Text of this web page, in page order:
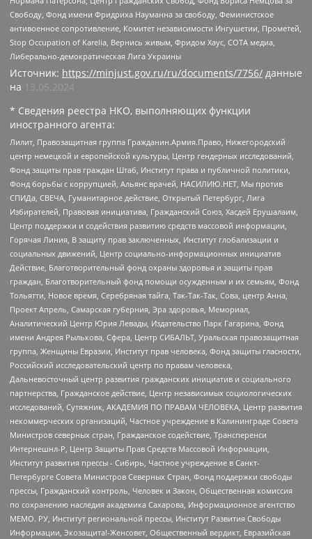
Свободу, Фонд имени Фридриха Науманна за свободу, Феминистское
антивоенное сопротивление, Комитет независимости Ингушетии, Прометей,
Stop Occupation of Karelia, Вернись живым, Фридом Хаус, СОТА медиа,
Либерально-демократическая Лига Украины
Источник: https://minjust.gov.ru/ru/documents/7756/ данные
на
13.05.2024
* Сведения реестра НКО, выполняющих функции
иностранного агента:
Лилит, Правозащитная группа Гражданин.Армия.Право, Нижегородский
центр немецкой и европейской культуры, Центр гендерных исследований,
Фонд защиты прав граждан Штаб, Институт права и публичной политики,
Фонд борьбы с коррупцией, Альянс врачей, НАСИЛИЮ.НЕТ, Мы против
СПИДа, СВЕЧА, Гуманитарное действие, Открытый Петербург, Лига
Избирателей, Правовая инициатива, Гражданский Союз, Хасдей Ерушалаим,
Центр поддержки и содействия развитию средств массовой информации,
Горячая Линия, В защиту прав заключенных, Институт глобализации и
социальных движений, Центр социально-информационных инициатив
Действие, Благотворительный фонд охраны здоровья и защиты прав
граждан, Благотворительный фонд помощи осужденным и их семьям, Фонд
Тольятти, Новое время, Серебряная тайга, Так-Так-Так, Сова, центр Анна,
Проект Апрель, Самарская губерния, Эра здоровья, Мемориал,
Аналитический Центр Юрия Левады, Издательство Парк Гагарина, Фонд
имени Андрея Рылькова, Сфера, Центр СИБАЛЬТ, Уральская правозащитная
группа, Женщины Евразии, Институт прав человека, Фонд защиты гласности,
Российский исследовательский центр по правам человека,
Дальневосточный центр развития гражданских инициатив и социального
партнерства, Гражданское действие, Центр независимых социологических
исследований, Сутяжник, АКАДЕМИЯ ПО ПРАВАМ ЧЕЛОВЕКА, Центр развития
некоммерческих организаций, Частное учреждение в Калининграде Совета
Министров северных стран, Гражданское содействие, Трансперенси
Интернешнл-Р, Центр Защиты Прав Средств Массовой Информации,
Институт развития прессы - Сибирь, Частное учреждение в Санкт-
Петербурге Совета Министров Северных Стран, Фонд поддержки свободы
прессы, Гражданский контроль, Человек и Закон, Общественная комиссия
по сохранению наследия академика Сахарова, Информационное агентство
МЕМО. РУ, Институт региональной прессы, Институт Развития Свободы
Информации, Экозащита!-Женсовет, Общественный вердикт, Евразийская